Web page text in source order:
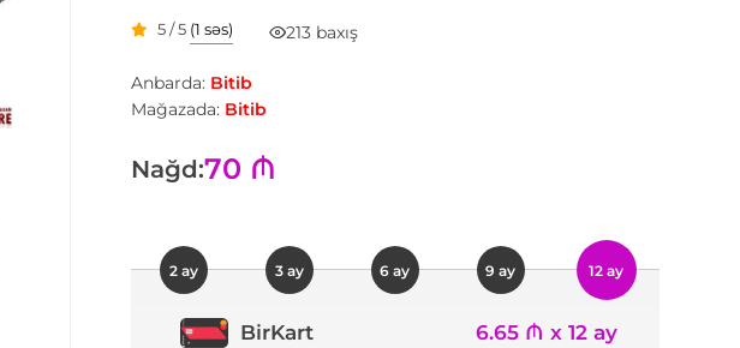
5 / 5 (1 səs) 213 baxış
Anbarda: Bitib
Mağazada: Bitib
Nağd:70 ₼
2 ay 3 ay 6 ay 9 ay 12 ay
BirKart 6.65 ₼ x 12 ay